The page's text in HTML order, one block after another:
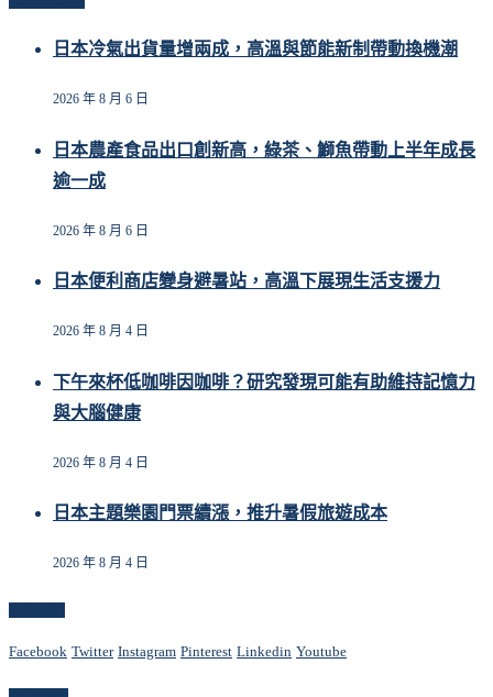
日本冷氣出貨量增兩成，高溫與節能新制帶動換機潮
2026 年 8 月 6 日
日本農產食品出口創新高，綠茶、鰤魚帶動上半年成長
逾一成
2026 年 8 月 6 日
日本便利商店變身避暑站，高溫下展現生活支援力
2026 年 8 月 4 日
下午來杯低咖啡因咖啡？研究發現可能有助維持記憶力
與大腦健康
2026 年 8 月 4 日
日本主題樂園門票續漲，推升暑假旅遊成本
2026 年 8 月 4 日
Facebook Twitter Instagram Pinterest Linkedin Youtube